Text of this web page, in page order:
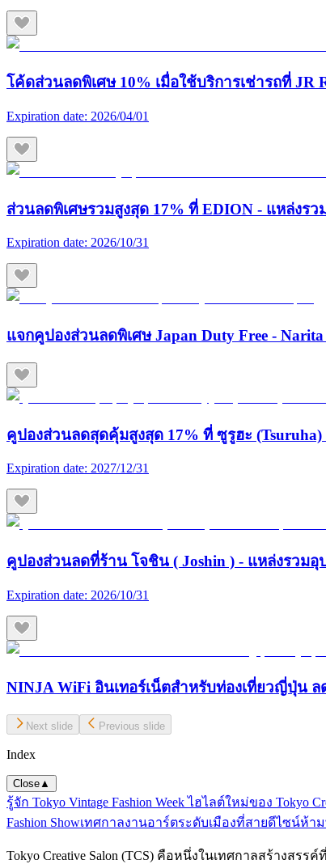
โค้ดส่วนลดพิเศษ 10% เมื่อใช้บริการเช่ารถที่ JR
Expiration date: 2026/04/01
ส่วนลดพิเศษรวมสูงสุด 17% ที่ EDION - แหล่งร
Expiration date: 2026/10/31
แจกคูปองส่วนลดพิเศษ Japan Duty Free -
คูปองส่วนลดสุดคุ้มสูงสุด 17% ที่ ซูรูฮะ
Expiration date: 2027/12/31
คูปองส่วนลดที่ร้าน โจชิน ( Joshin ) - แหล่งรว
Expiration date: 2026/10/31
NINJA WiFi อินเทอร์เน็ตสำหรับท่องเที่ยวญี่ปุ่น ล
Next slide Previous slide
Index
Close▲
รู้จัก Tokyo Vintage Fashion Week ไฮไลต์ใหม่ของ Tokyo
Fashion Showเทศกาลงานอาร์ตระดับเมืองที่สายดีไซน์ห้า
Tokyo Creative Salon (TCS) คือหนึ่งในเทศกาลสร้างส